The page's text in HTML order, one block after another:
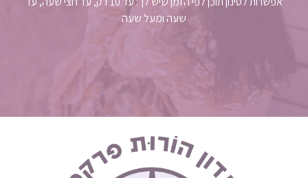
שעה ומעל שעה